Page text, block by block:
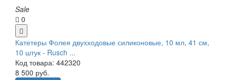
Sale
0
Катетеры Фолея двухходовые силиконовые, 10 мл, 41 см,
10 штук - Rusch ...
Код товара: 442320
8 500 руб.